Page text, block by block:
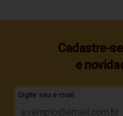
Cadastre-
e
Digite seu e-mail